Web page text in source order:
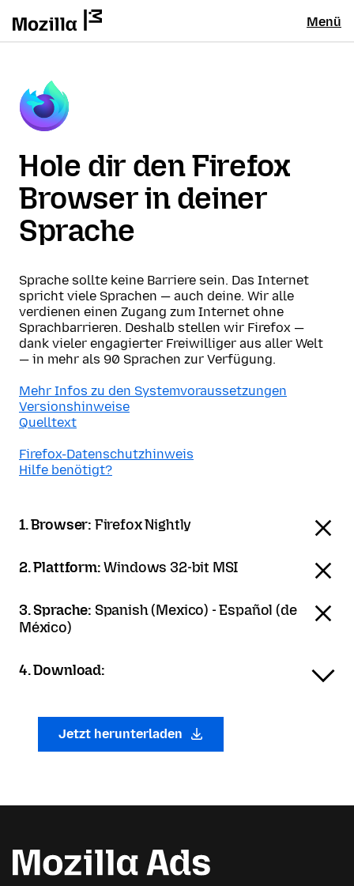
Menü
Hole dir den Firefox
Browser in deiner
Sprache
Sprache sollte keine Barriere sein. Das Internet
spricht viele Sprachen — auch deine. Wir alle
verdienen einen Zugang zum Internet ohne
Sprachbarrieren. Deshalb stellen wir Firefox —
dank vieler engagierter Freiwilliger aus aller Welt
— in mehr als 90 Sprachen zur Verfügung.
Mehr Infos zu den Systemvoraussetzungen
Versionshinweise
Quelltext
Firefox-Datenschutzhinweis
Hilfe benötigt?
1. Browser: Firefox Nightly
2. Plattform:Windows 32-bit MSI
3. Sprache: Spanish (Mexico) - Español (de
México)
4. Download:
Jetzt herunterladen